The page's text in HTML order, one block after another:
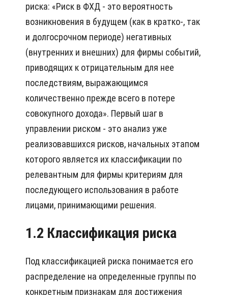
риска: «Риск в ФХД - это вероятность
возникновения в будущем (как в кратко-, так
и долгосрочном периоде) негативных
(внутренних и внешних) для фирмы событий,
приводящих к отрицательным для нее
последствиям, выражающимся
количественно прежде всего в потере
совокупного дохода». Первый шаг в
управлении риском - это анализ уже
реализовавшихся рисков, начальных этапом
которого является их классификации по
релевантным для фирмы критериям для
последующего использования в работе
лицами, принимающими решения.
1.2 Классификация риска
Под классификацией риска понимается его
распределение на определенные группы по
конкретным признакам для достижения